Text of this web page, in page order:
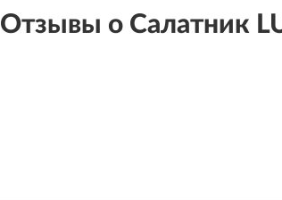
Отзывы о Салатник